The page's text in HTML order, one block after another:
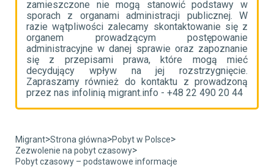
zamieszczone nie mogą stanowić podstawy w
sporach z organami administracji publicznej. W
razie wątpliwości zalecamy skontaktowanie się z
organem prowadzącym postępowanie
administracyjne w danej sprawie oraz zapoznanie
się z przepisami prawa, które mogą mieć
decydujący wpływ na jej rozstrzygnięcie.
Zapraszamy również do kontaktu z prowadzoną
przez nas infolinią migrant.info - +48 22 490 20 44
Migrant>Strona główna>Pobyt w Polsce>
Zezwolenie na pobyt czasowy>
Pobyt czasowy – podstawowe informacje